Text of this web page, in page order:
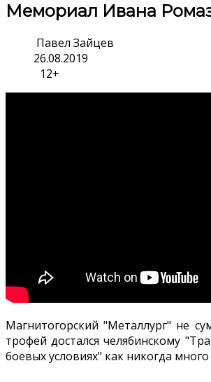
Мемориал Ивана
Павел Зайцев
26.08.2019
12+
Магнитогорский "Металлург" не
трофей достался челябинскому
боевых условиях" как никогда